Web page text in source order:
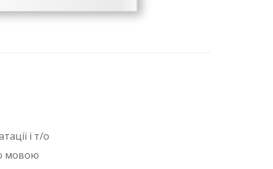
і т/о
мовою